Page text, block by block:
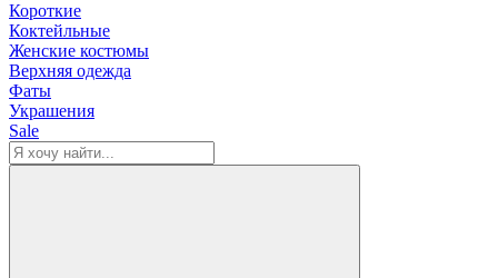
Короткие
Коктейльные
Женские костюмы
Верхняя одежда
Фаты
Украшения
Sale